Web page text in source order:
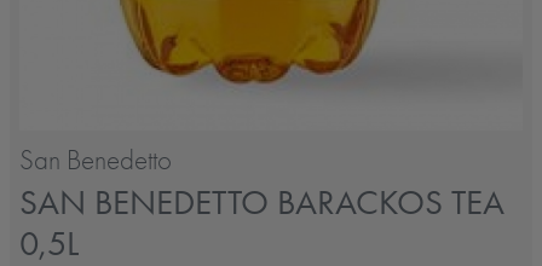
San Benedetto
SAN BENEDETTO BARACKOS TEA
0,5L